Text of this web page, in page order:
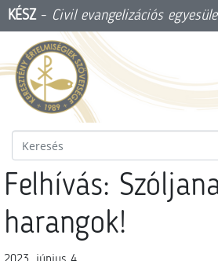
KÉSZ- Civil evangelizációs
Felhívás:
harangok!